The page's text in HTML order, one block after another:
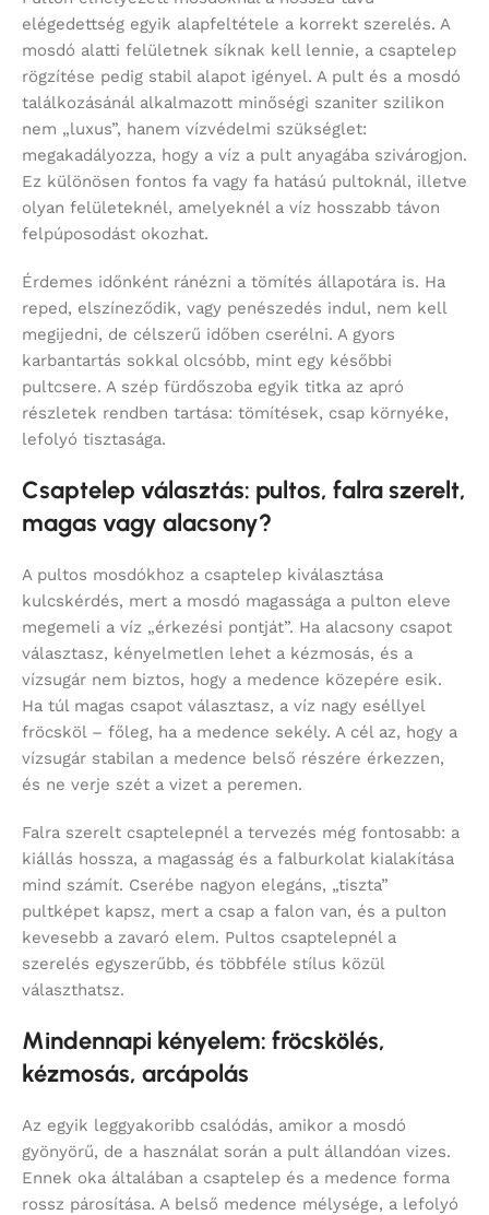
elégedettség egyik alapfeltétele a korrekt szerelés. A
mosdó alatti felületnek síknak kell lennie, a csaptelep
rögzítése pedig stabil alapot igényel. A pult és a mosdó
találkozásánál alkalmazott minőségi szaniter szilikon
nem „luxus”, hanem vízvédelmi szükséglet:
megakadályozza, hogy a víz a pult anyagába szivárogjon.
Ez különösen fontos fa vagy fa hatású pultoknál, illetve
olyan felületeknél, amelyeknél a víz hosszabb távon
felpúposodást okozhat.
Érdemes időnként ránézni a tömítés állapotára is. Ha
reped, elszíneződik, vagy penészedés indul, nem kell
megijedni, de célszerű időben cserélni. A gyors
karbantartás sokkal olcsóbb, mint egy későbbi
pultcsere. A szép fürdőszoba egyik titka az apró
részletek rendben tartása: tömítések, csap környéke,
lefolyó tisztasága.
Csaptelep választás: pultos, falra szerelt,
magas vagy alacsony?
A pultos mosdókhoz a csaptelep kiválasztása
kulcskérdés, mert a mosdó magassága a pulton eleve
megemeli a víz „érkezési pontját”. Ha alacsony csapot
választasz, kényelmetlen lehet a kézmosás, és a
vízsugár nem biztos, hogy a medence közepére esik.
Ha túl magas csapot választasz, a víz nagy eséllyel
fröcsköl – főleg, ha a medence sekély. A cél az, hogy a
vízsugár stabilan a medence belső részére érkezzen,
és ne verje szét a vizet a peremen.
Falra szerelt csaptelepnél a tervezés még fontosabb: a
kiállás hossza, a magasság és a falburkolat kialakítása
mind számít. Cserébe nagyon elegáns, „tiszta”
pultképet kapsz, mert a csap a falon van, és a pulton
kevesebb a zavaró elem. Pultos csaptelepnél a
szerelés egyszerűbb, és többféle stílus közül
választhatsz.
Mindennapi kényelem: fröcskölés,
kézmosás, arcápolás
Az egyik leggyakoribb csalódás, amikor a mosdó
gyönyörű, de a használat során a pult állandóan vizes.
Ennek oka általában a csaptelep és a medence forma
rossz párosítása. A belső medence mélysége, a lefolyó